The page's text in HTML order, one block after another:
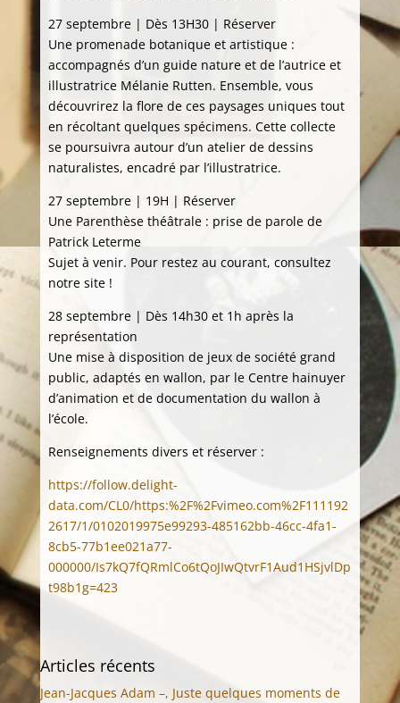
27 septembre | Dès 13H30 | Réserver
Une promenade botanique et artistique :
accompagnés d’un guide nature et de l’autrice et
illustratrice Mélanie Rutten. Ensemble, vous
découvrirez la flore de ces paysages uniques tout
en récoltant quelques spécimens. Cette collecte
se poursuivra autour d’un atelier de dessins
naturalistes, encadré par l’illustratrice.
27 septembre | 19H | Réserver
Une Parenthèse théâtrale : prise de parole de
Patrick Leterme
Sujet à venir. Pour restez au courant, consultez
notre site !
28 septembre | Dès 14h30 et 1h après la
représentation
Une mise à disposition de jeux de société grand
public, adaptés en wallon, par le Centre hainuyer
d’animation et de documentation du wallon à
l’école.
Renseignements divers et réserver :
https://follow.delight-
data.com/CL0/https:%2F%2Fvimeo.com%2F111192
2617/1/0102019975e99293-485162bb-46cc-4fa1-
8cb5-77b1ee021a77-
000000/Is7kQ7fQRmlCo6tQoJIwQtvrF1Aud1HSjvlDp
t98b1g=423
Articles récents
Jean-Jacques Adam –, Juste quelques moments de